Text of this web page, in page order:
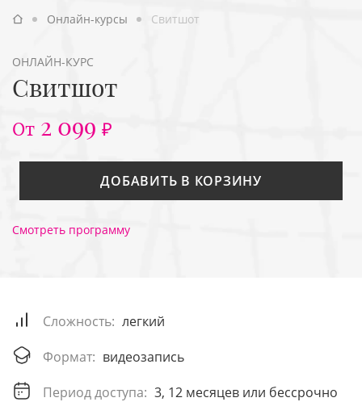
Онлайн-курсы Свитшот
ОНЛАЙН-КУРС
Свитшот
От 2 099 ₽
ДОБАВИТЬ В КОРЗИНУ
Смотреть программу
Сложность: легкий
Формат: видеозапись
Период доступа: 3, 12 месяцев или бессрочно